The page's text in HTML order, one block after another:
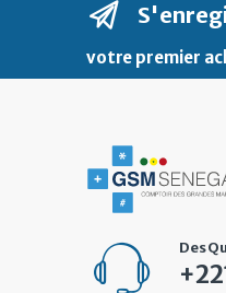
votre premier
Des